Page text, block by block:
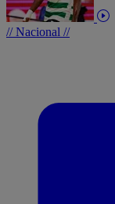
// Nacional //